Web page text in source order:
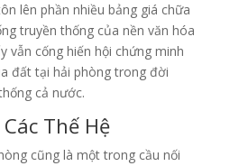
lên phần nhiều bảng giá chữa
truyền thống của nền văn hóa
vẫn cống hiến hội chứng minh
đất tại hải phòng trong đời
cả nước.
Thế Hệ
cũng là một trong cầu nối